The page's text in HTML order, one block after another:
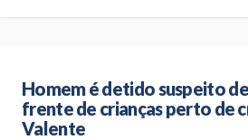
Homem é detido suspeito
frente de crianças perto de
Valente